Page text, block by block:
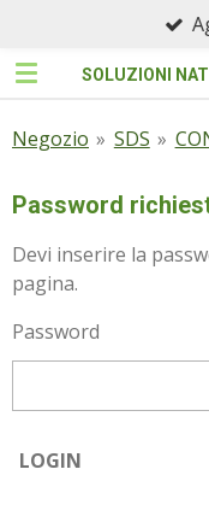
contenutoSOLUZIONI
Negozio » SDS »
Password
Devi inserire la
pagina.
Password
LOGIN